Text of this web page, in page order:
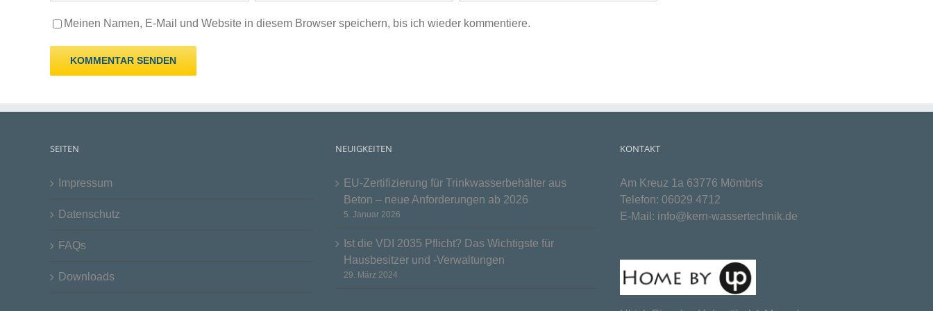
Meinen Namen, E-Mail und Website in diesem Browser speichern, bis ich wieder kommentiere.
SEITEN
Impressum
Datenschutz
FAQs
Downloads
NEUIGKEITEN
EU-Zertifizierung für Trinkwasserbehälter aus
Beton – neue Anforderungen ab 2026
5. Januar 2026
Ist die VDI 2035 Pflicht? Das Wichtigste für
Hausbesitzer und -Verwaltungen
29. März 2024
KONTAKT
Am Kreuz 1a 63776 Mömbris
Telefon:06029 4712
E-Mail: info@kern-wassertechnik.de